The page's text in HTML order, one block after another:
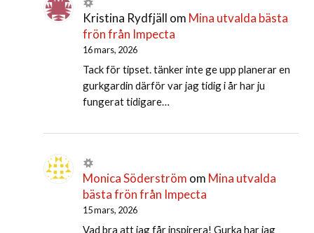
Kristina Rydfjäll om Mina utvalda bästa
frön från Impecta
16 mars, 2026
Tack för tipset. tänker inte ge upp planerar en
gurkgardin därför var jag tidig i år har ju
fungerat tidigare…
Monica Söderström om Mina utvalda
bästa frön från Impecta
15 mars, 2026
Vad bra att jag får inspirera! Gurka har jag